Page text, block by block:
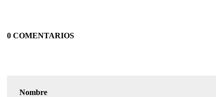
0 COMENTARIOS
Nombre